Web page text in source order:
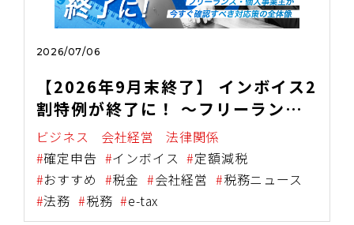
2026/07/06
【2026年9月末終了】 インボイス2
割特例が終了に！ ～フリーラン
ス・個人事業主が今すぐ確認すべき
対応策の全体像～
ビジネス 会社経営
法律関係
確定申告
インボイス
定額減税
おすすめ
税金 会社経営
税務ニュース
法務
税務 e-tax